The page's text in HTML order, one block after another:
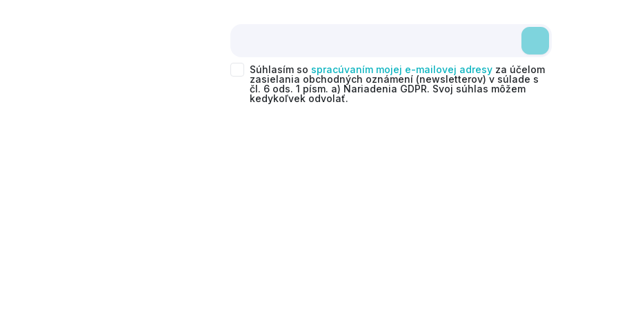
Súhlasím so spracúvaním mojej e-mailovej adresy za účelom
zasielania obchodných oznámení (newsletterov) v súlade s
čl. 6 ods. 1 písm. a) Nariadenia GDPR. Svoj súhlas môžem
kedykoľvek odvolať.